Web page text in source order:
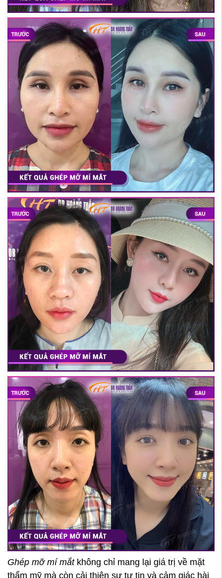
Ghép mỡ mí mắtkhông chỉ mang lại giá trị về mặt
thẩm mỹ mà còn cải thiện sự tự tin và cảm giác hài